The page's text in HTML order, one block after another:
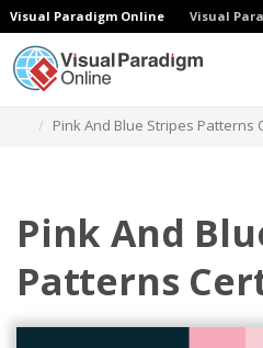
Visual Paradigm Online Visual
Pink And Blue Stripes Patterns
Pink And
Patterns